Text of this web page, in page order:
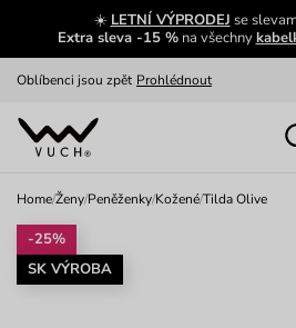
☀️ LETNÍ VÝPRODEJ se
Extra sleva -15 %na všechny
Výměna a vrácení zdarma Zobrazit
Oblíbenci jsou zpět Prohlédnout
Nech se inspirovat
Home/Ženy/Peněženky/Kožené/Tilda Olive
-25%
SK VÝROBA